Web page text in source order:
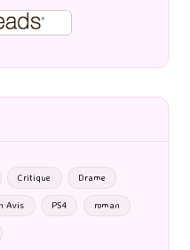
Critique Drame
Avis PS4 roman